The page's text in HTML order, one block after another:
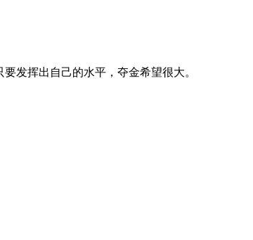
发挥出自己的水平，夺金希望很大。